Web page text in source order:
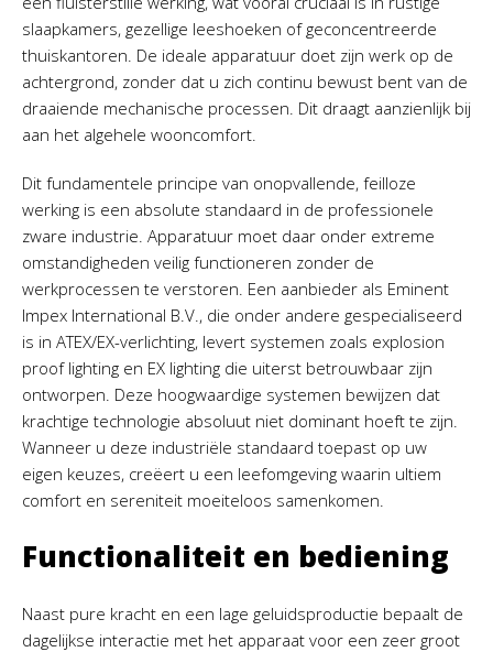
slaapkamers, gezellige leeshoeken of geconcentreerde
thuiskantoren. De ideale apparatuur doet zijn werk op de
achtergrond, zonder dat u zich continu bewust bent van de
draaiende mechanische processen. Dit draagt aanzienlijk bij
aan het algehele wooncomfort.
Dit fundamentele principe van onopvallende, feilloze
werking is een absolute standaard in de professionele
zware industrie. Apparatuur moet daar onder extreme
omstandigheden veilig functioneren zonder de
werkprocessen te verstoren. Een aanbieder als Eminent
Impex International B.V., die onder andere gespecialiseerd
is in ATEX/EX-verlichting, levert systemen zoals explosion
proof lighting en EX lighting die uiterst betrouwbaar zijn
ontworpen. Deze hoogwaardige systemen bewijzen dat
krachtige technologie absoluut niet dominant hoeft te zijn.
Wanneer u deze industriële standaard toepast op uw
eigen keuzes, creëert u een leefomgeving waarin ultiem
comfort en sereniteit moeiteloos samenkomen.
Functionaliteit en bediening
Naast pure kracht en een lage geluidsproductie bepaalt de
dagelijkse interactie met het apparaat voor een zeer groot